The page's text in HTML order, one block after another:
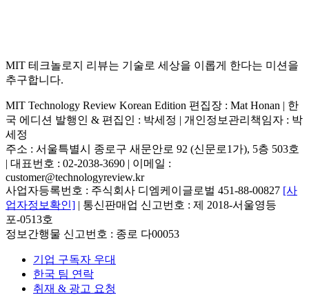
MIT 테크놀로지 리뷰는 기술로 세상을 이롭게 한다는 미션을
추구합니다.
MIT Technology Review Korean Edition 편집장 : Mat Honan | 한
국 에디션 발행인 & 편집인 : 박세정 | 개인정보관리책임자 : 박
세정
주소 : 서울특별시 종로구 새문안로 92 (신문로1가), 5층 503호
| 대표번호 : 02-2038-3690 | 이메일 :
customer@technologyreview.kr
사업자등록번호 : 주식회사 디엠케이글로벌 451-88-00827 [사
업자정보확인] | 통신판매업 신고번호 : 제 2018-서울영등
포-0513호
정보간행물 신고번호 : 종로 다00053
기업 구독자 우대
한국 팀 연락
취재 & 광고 요청